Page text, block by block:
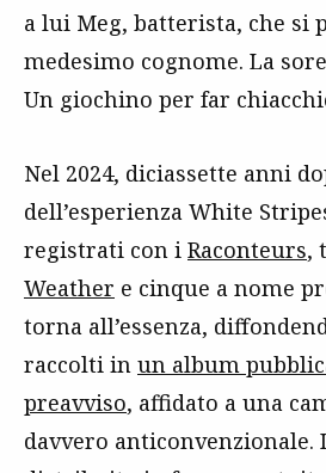
a lui Meg, batterista, che si
medesimo cognome. La
Un giochino per far
Nel 2024, diciassette anni
dell’esperienza White
registrati con i Raconteurs,
Weather e cinque a nome
torna all’essenza,
raccolti in un album
preavviso, affidato a una
davvero anticonvenzionale.